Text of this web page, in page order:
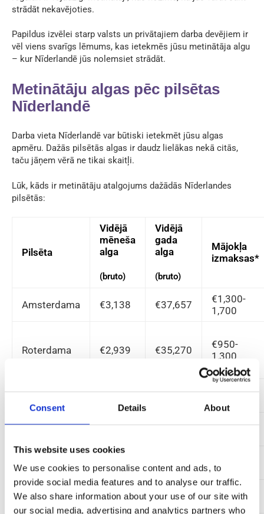
Consent Details About
This website uses cookies
We use cookies to personalise content and ads, to
provide social media features and to analyse our traffic.
We also share information about your use of our site with
our social media, advertising and analytics partners who
strādāt nekavējoties.
Papildus izvēlei starp valsts un privātajiem darba devējiem ir
vēl viens svarīgs lēmums, kas ietekmēs jūsu metinātāja algu
– kur Nīderlandē jūs nolemsiet strādāt.
Metinātāju algas pēc pilsētas
Nīderlandē
Darba vieta Nīderlandē var būtiski ietekmēt jūsu algas
apmēru. Dažās pilsētās algas ir daudz lielākas nekā citās,
taču jāņem vērā ne tikai skaitļi.
Lūk, kāds ir metinātāju atalgojums dažādās Nīderlandes
pilsētās:
Pilsēta
Vidējā
mēneša
alga
(bruto)
Vidējā
gada
alga
(bruto)
Mājokļa
izmaksas*
Amsterdama €3,138 €37,657
€1,300-
1,700
Roterdama €2,939 €35,270
€950-
1,300
Eindhovena €2,894 €34,734
€850-
1,200
€950-
€2,767 €33,204
1,300
Groningena €2,628 €31,537
€750-
1000